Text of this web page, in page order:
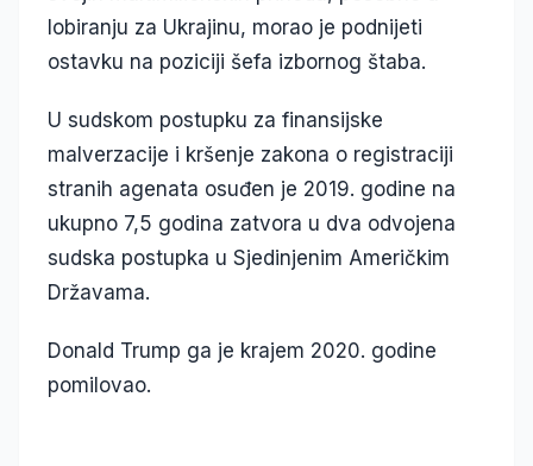
lobiranju za Ukrajinu, morao je podnijeti
ostavku na poziciji šefa izbornog štaba.
U sudskom postupku za finansijske
malverzacije i kršenje zakona o registraciji
stranih agenata osuđen je 2019. godine na
ukupno 7,5 godina zatvora u dva odvojena
sudska postupka u Sjedinjenim Američkim
Državama.
Donald Trump ga je krajem 2020. godine
pomilovao.